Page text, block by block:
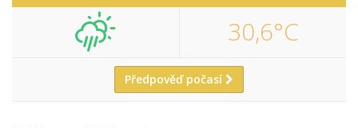
30,6°C
Předpověď počasí